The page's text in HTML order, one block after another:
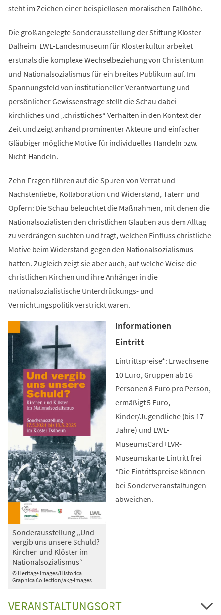
steht im Zeichen einer beispiellosen moralischen Fallhöhe.
Die groß angelegte Sonderausstellung der Stiftung Kloster
Dalheim. LWL-Landesmuseum für Klosterkultur arbeitet
erstmals die komplexe Wechselbeziehung von Christentum
und Nationalsozialismus für ein breites Publikum auf. Im
Spannungsfeld von institutioneller Verantwortung und
persönlicher Gewissensfrage stellt die Schau dabei
kirchliches und „christliches“ Verhalten in den Kontext der
Zeit und zeigt anhand prominenter Akteure und einfacher
Gläubiger mögliche Motive für individuelles Handeln bzw.
Nicht-Handeln.
Zehn Fragen führen auf die Spuren von Verrat und
Nächstenliebe, Kollaboration und Widerstand, Tätern und
Opfern: Die Schau beleuchtet die Maßnahmen, mit denen die
Nationalsozialisten den christlichen Glauben aus dem Alltag
zu verdrängen suchten und fragt, welchen Einfluss christliche
Motive beim Widerstand gegen den Nationalsozialismus
hatten. Zugleich zeigt sie aber auch, auf welche Weise die
christlichen Kirchen und ihre Anhänger in die
nationalsozialistische Unterdrückungs- und
Vernichtungspolitik verstrickt waren.
© Heritage Images/Historica
Graphica Collection/akg-images
Sonderausstellung „Und
vergib uns unsere Schuld?
Kirchen und Klöster im
Nationalsozialismus“
Informationen
Eintritt
Eintrittspreise*: Erwachsene
10 Euro, Gruppen ab 16
Personen 8 Euro pro Person,
ermäßigt 5 Euro,
Kinder/Jugendliche (bis 17
Jahre) und LWL-
MuseumsCard+LVR-
Museumskarte Eintritt frei
*Die Eintrittspreise können
bei Sonderveranstaltungen
abweichen.
VERANSTALTUNGSORT